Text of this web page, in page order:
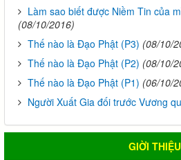
Làm sao biết được Niềm Tin của
(08/10/2016)
Thế nào là Đạo Phật (P3) (08/10/
Thế nào là Đạo Phật (P2) (08/10/
Thế nào là Đạo Phật (P1) (06/10/
Người Xuất Gia đối trước Vương
GIỜI THIỆU